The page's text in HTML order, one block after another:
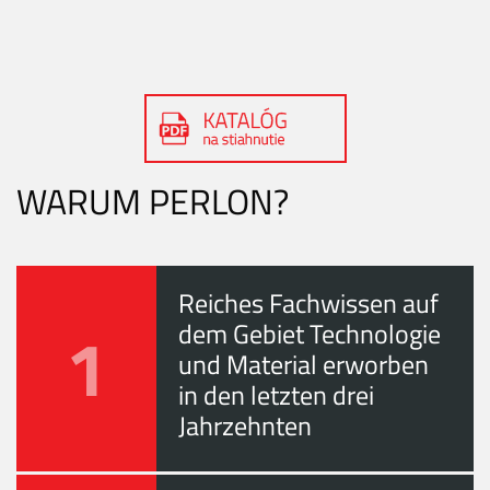
WARUM PERLON?
1
Reiches Fachwissen auf
dem Gebiet Technologie
und Material erworben
in den letzten drei
Jahrzehnten